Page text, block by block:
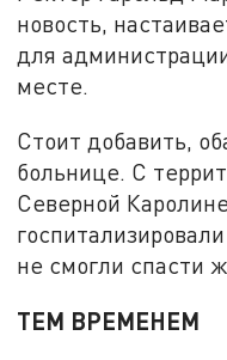
новость,
для
месте.
Стоит добавить,
больнице. С
Северной
не смогли спасти
ТЕМ ВРЕМЕНЕМ